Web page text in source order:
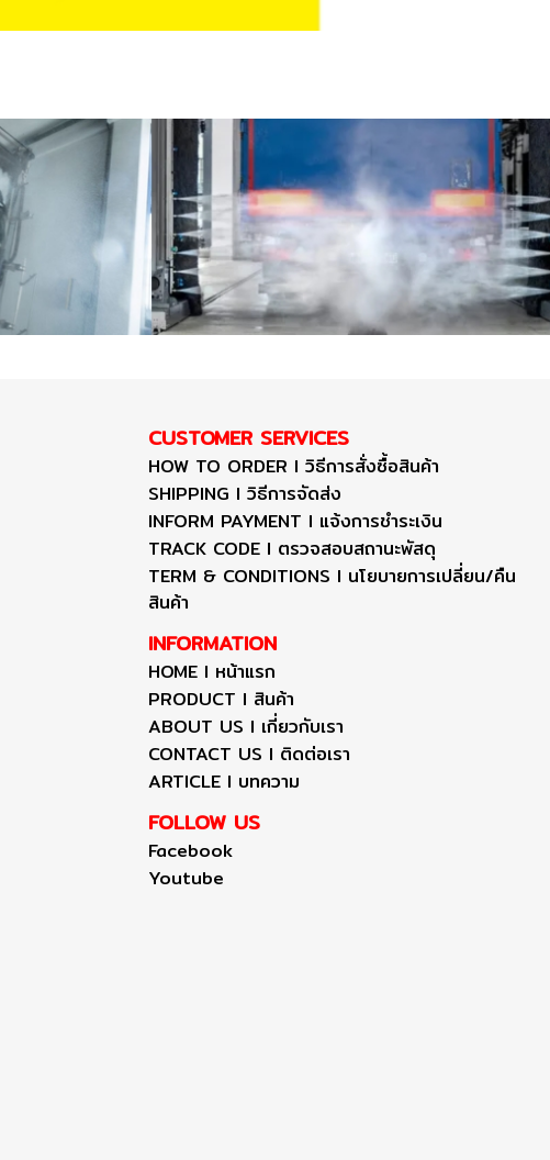
CUSTOMER SERVICES
HOW TO ORDER I วิธีการสั่งซื้อสินค้า
SHIPPING I วิธีการจัดส่ง
INFORM PAYMENT I แจ้งการชำระเงิน
TRACK CODE I ตรวจสอบสถานะพัสดุ
TERM & CONDITIONS I นโยบายการเปลี่ยน/คืน
สินค้า
INFORMATION
HOME I หน้าแรก
PRODUCT I สินค้า
ABOUT US I เกี่ยวกับเรา
CONTACT US I ติดต่อเรา
ARTICLE I บทความ
FOLLOW US
Facebook
Youtube